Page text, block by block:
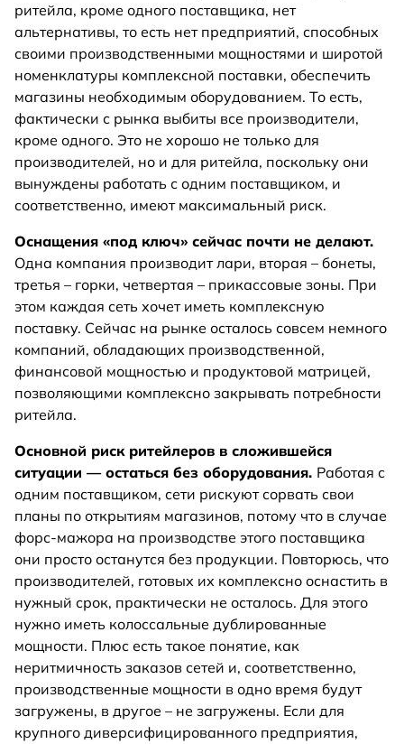
ритейла, кроме одного поставщика, нет
альтернативы, то есть нет предприятий, способных
своими производственными мощностями и широтой
номенклатуры комплексной поставки, обеспечить
магазины необходимым оборудованием. То есть,
фактически с рынка выбиты все производители,
кроме одного. Это не хорошо не только для
производителей, но и для ритейла, поскольку они
вынуждены работать с одним поставщиком, и
соответственно, имеют максимальный риск.
Оснащения «под ключ» сейчас почти не делают.
Одна компания производит лари, вторая – бонеты,
третья – горки, четвертая – прикассовые зоны. При
этом каждая сеть хочет иметь комплексную
поставку. Сейчас на рынке осталось совсем немного
компаний, обладающих производственной,
финансовой мощностью и продуктовой матрицей,
позволяющими комплексно закрывать потребности
ритейла.
Основной риск ритейлеров в сложившейся
ситуации — остаться без оборудования. Работая с
одним поставщиком, сети рискуют сорвать свои
планы по открытиям магазинов, потому что в случае
форс-мажора на производстве этого поставщика
они просто останутся без продукции. Повторюсь, что
производителей, готовых их комплексно оснастить в
нужный срок, практически не осталось. Для этого
нужно иметь колоссальные дублированные
мощности. Плюс есть такое понятие, как
неритмичность заказов сетей и, соответственно,
производственные мощности в одно время будут
загружены, в другое – не загружены. Если для
крупного диверсифицированного предприятия,